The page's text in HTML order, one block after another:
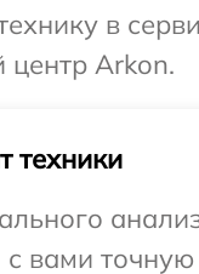
в
центр Arkon.
техники
с вами точную